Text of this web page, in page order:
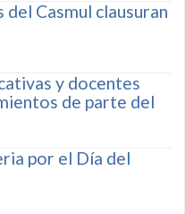
Casmul clausuran
y docentes
de parte del
por el Día del